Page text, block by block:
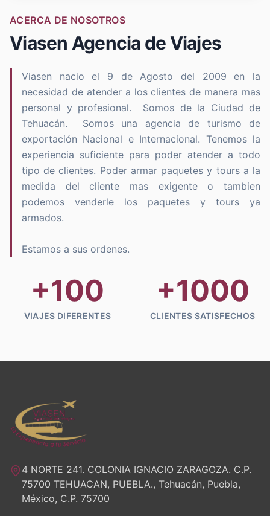
ACERCA DE NOSOTROS
Viasen Agencia de Viajes
Viasen nacio el 9 de Agosto del 2009 en la
necesidad de atender a los clientes de manera mas
personal y profesional.  Somos de la Ciudad de
Tehuacán.  Somos una agencia de turismo de
exportación Nacional e Internacional. Tenemos la
experiencia suficiente para poder atender a todo
tipo de clientes. Poder armar paquetes y tours a la
medida del cliente mas exigente o tambien
podemos venderle los paquetes y tours ya
armados.
Estamos a sus ordenes.
+100
VIAJES DIFERENTES
+1000
CLIENTES SATISFECHOS
4 NORTE 241. COLONIA IGNACIO ZARAGOZA. C.P.
75700 TEHUACAN, PUEBLA., Tehuacán, Puebla,
México, C.P. 75700